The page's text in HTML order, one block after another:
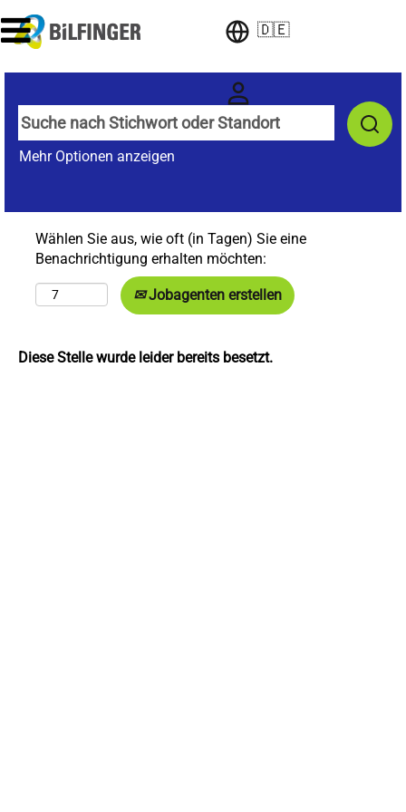
🇩🇪
Mehr Optionen anzeigen
Wählen Sie aus, wie oft (in Tagen) Sie eine
Benachrichtigung erhalten möchten:
Jobagenten erstellen
Diese Stelle wurde leider bereits besetzt.